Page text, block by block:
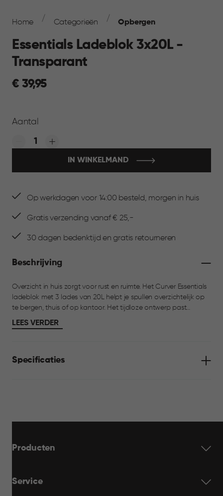
Navigation
Home Categorieën Opbergen
Essentials Ladeblok 3x20L -
Transparant
€
€ 39,95
Aantal
Quantity:
IN WINKELMAND
Op werkdagen voor 14:00 besteld, morgen in huis
Gratis verzending vanaf € 25,-
30 dagen bedenktijd en gratis retourneren
Beschrijving
Overzicht in huis zorgt voor rust en ruimte. Het Curver Essentials
ladeblok met 3 lades van 20L helpt je spullen overzichtelijk op
te bergen, thuis of op kantoor. Het tijdloze ontwerp past
moeiteloos in elke ruimte en maakt organiseren eenvoudig. De
ruime, transparante lades bieden direct inzicht in de inhoud en
veelzijdige klassieker die niet mag ontbreken in een
LEES VERDER
Specificaties
Producten
Service